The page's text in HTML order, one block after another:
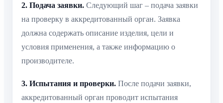
2. Подача заявки. Следующий шаг – подача заявки
на проверку в аккредитованный орган. Заявка
должна содержать описание изделия, цели и
условия применения, а также информацию о
производителе.
3. Испытания и проверки. После подачи заявки,
аккредитованный орган проводит испытания